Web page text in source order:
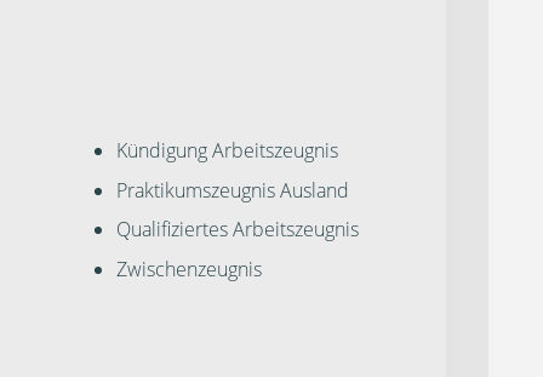
Kündigung Arbeitszeugnis
Praktikumszeugnis Ausland
Qualifiziertes Arbeitszeugnis
Zwischenzeugnis